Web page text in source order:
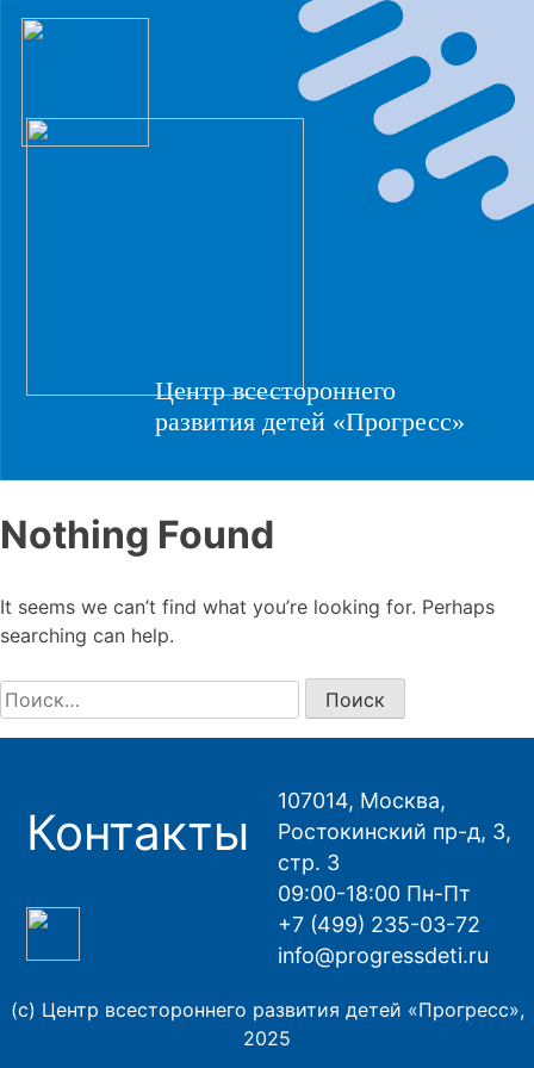
Центр всестороннего
развития детей «Прогресс»
Nothing Found
It seems we can’t find what you’re looking for. Perhaps
searching can help.
Найти:
Контакты
107014, Москва,
Ростокинский пр-д, 3,
стр. 3
09:00-18:00 Пн-Пт
+7 (499) 235-03-72
info@progressdeti.ru
(с) Центр всестороннего развития детей «Прогресс»,
2025